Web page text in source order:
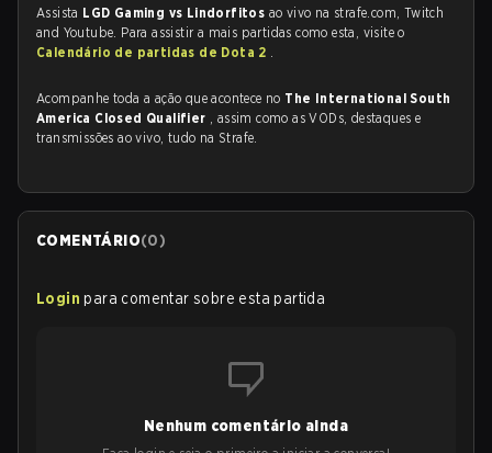
Assista LGD Gaming vs Lindorfitos ao vivo na strafe.com, Twitch
and Youtube. Para assistir a mais partidas como esta, visite o
Calendário de partidas de Dota 2 .
Acompanhe toda a ação que acontece no The International South
America Closed Qualifier , assim como as VODs, destaques e
transmissões ao vivo, tudo na Strafe.
COMENTÁRIO(0)
Login para comentar sobre esta partida
Nenhum comentário ainda